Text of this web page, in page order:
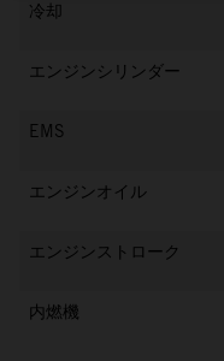
冷却
エンジンシリンダー
EMS
エンジンオイル
エンジンストローク
内燃機